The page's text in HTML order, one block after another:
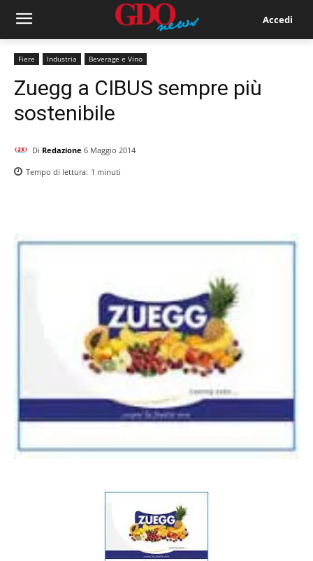
Accedi
Fiere Industria Beverage e Vino
Zuegg a CIBUS sempre più
sostenibile
Di Redazione 6 Maggio 2014
Tempo di lettura: 1 minuti